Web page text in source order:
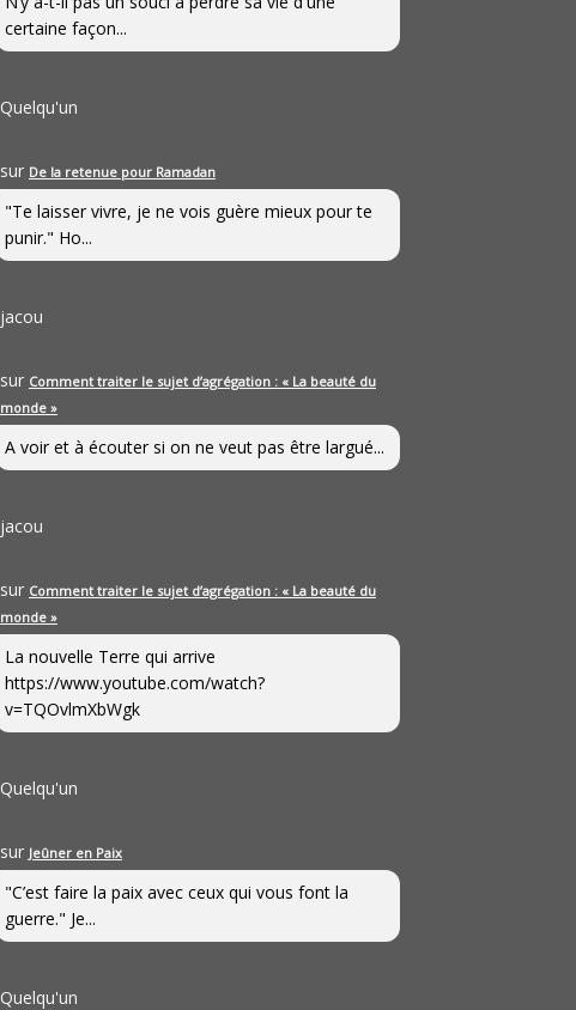
certaine façon...
Quelqu'un
sur De la retenue pour Ramadan
"Te laisser vivre, je ne vois guère mieux pour te
punir." Ho...
jacou
sur Comment traiter le sujet d’agrégation : « La beauté du
monde »
A voir et à écouter si on ne veut pas être largué...
jacou
sur Comment traiter le sujet d’agrégation : « La beauté du
monde »
La nouvelle Terre qui arrive
https://www.youtube.com/watch?
v=TQOvlmXbWgk
Quelqu'un
sur Jeûner en Paix
"C’est faire la paix avec ceux qui vous font la
guerre." Je...
Quelqu'un